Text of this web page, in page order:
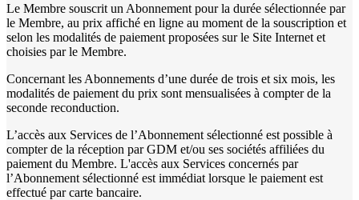
Le Membre souscrit un Abonnement pour la durée sélectionnée par
le Membre, au prix affiché en ligne au moment de la souscription et
selon les modalités de paiement proposées sur le Site Internet et
choisies par le Membre.
Concernant les Abonnements d’une durée de trois et six mois, les
modalités de paiement du prix sont mensualisées à compter de la
seconde reconduction.
L’accès aux Services de l’Abonnement sélectionné est possible à
compter de la réception par GDM et/ou ses sociétés affiliées du
paiement du Membre. L'accès aux Services concernés par
l’Abonnement sélectionné est immédiat lorsque le paiement est
effectué par carte bancaire.